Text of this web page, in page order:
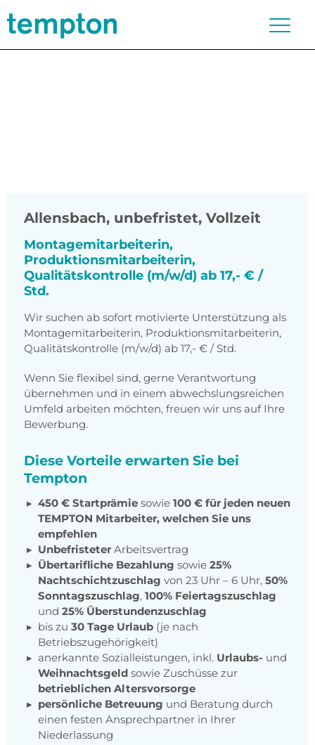
Allensbach, unbefristet, Vollzeit
Montagemitarbeiterin,
Produktionsmitarbeiterin,
Qualitätskontrolle (m/w/d) ab 17,- € /
Std.
Wir suchen ab sofort motivierte Unterstützung als
Montagemitarbeiterin, Produktionsmitarbeiterin,
Qualitätskontrolle (m/w/d) ab 17,- € / Std.
Wenn Sie flexibel sind, gerne Verantwortung
übernehmen und in einem abwechslungsreichen
Umfeld arbeiten möchten, freuen wir uns auf Ihre
Bewerbung.
Diese Vorteile erwarten Sie bei
Tempton
450 € Startprämie sowie 100 € für jeden neuen
TEMPTON Mitarbeiter, welchen Sie uns
empfehlen
Unbefristeter Arbeitsvertrag
Übertarifliche Bezahlung sowie 25%
Nachtschichtzuschlag von 23 Uhr – 6 Uhr, 50%
Sonntagszuschlag, 100% Feiertagszuschlag
und 25% Überstundenzuschlag
bis zu 30 Tage Urlaub (je nach
Betriebszugehörigkeit)
anerkannte Sozialleistungen, inkl. Urlaubs- und
Weihnachtsgeld sowie Zuschüsse zur
betrieblichen Altersvorsorge
persönliche Betreuung und Beratung durch
einen festen Ansprechpartner in Ihrer
Niederlassung